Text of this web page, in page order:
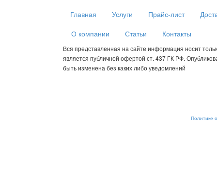
Главная Услуги Прайс-лист
О компании
Статьи Контакты
Вся представленная на сайте информация носит
является публичной офертой ст. 437 ГК РФ.
быть изменена без каких либо уведомлений
Политике